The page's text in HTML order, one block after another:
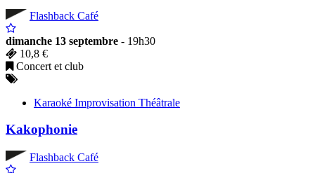
Flashback Café
dimanche 13 septembre - 19h30
10,8 €
Concert et club
Karaoké Improvisation Théâtrale
Kakophonie
Flashback Café